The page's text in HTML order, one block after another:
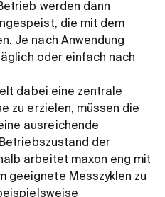
werden dann
die mit dem
Je nach Anwendung
oder einfach nach
dabei eine zentrale
zu erzielen, müssen die
ausreichende
der
arbeitet maxon eng mit
geeignete Messzyklen zu